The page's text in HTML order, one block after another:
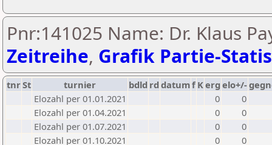
Pnr:141025 Name: Dr. Klaus
Zeitreihe, Grafik Partie-
tnrSt turnier bdld rd datumf Kerg elo+/-
Elozahl per 01.01.2021
0
0
Elozahl per 01.04.2021
0
0
Elozahl per 01.07.2021
0
0
Elozahl per 01.10.2021
0
0